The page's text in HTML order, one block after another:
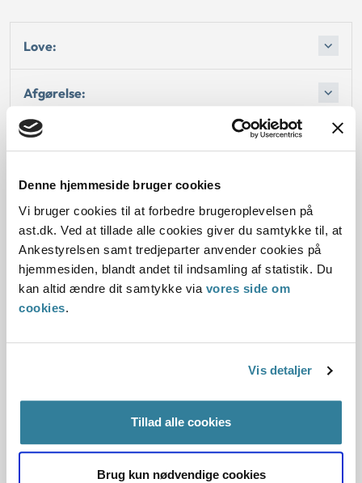
Denne hjemmeside bruger cookies
Vi bruger cookies til at forbedre brugeroplevelsen på
ast.dk. Ved at tillade alle cookies giver du samtykke til, at
Ankestyrelsen samt tredjeparter anvender cookies på
hjemmesiden, blandt andet til indsamling af statistik. Du
kan altid ændre dit samtykke via vores side om
cookies.
Vis detaljer
Tillad alle cookies
Brug kun nødvendige cookies
Love:
Afgørelse:
Dato for underskrift
31.08.2010
Offentliggørelsesdato
10.07.2013
Journalnummer